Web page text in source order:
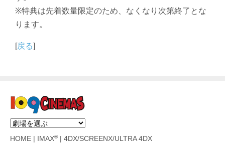
※特典は先着数量限定のため、なくなり次第終了とな
ります。
[戻る]
HOME IMAX®| 4DX/SCREENX/ULTRA 4DX